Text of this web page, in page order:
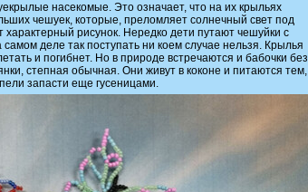
насекомые. Это означает, что на их крыльях
чешуек, которые, преломляет солнечный свет под
рисунок. Нередко дети путают чешуйки с
деле так поступать ни коем случае нельзя. Крылья
и погибнет. Но в природе встречаются и бабочки без
степная обычная. Они живут в коконе и питаются тем,
запасти еще гусеницами.